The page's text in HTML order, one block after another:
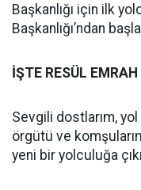
Başkanlığı için ilk
Başkanlığı’ndan
İŞTE RESÜL
Sevgili dostlarım,
örgütü ve
yeni bir yolculuğa